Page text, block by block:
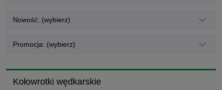
Nowość: (wybierz)
Promocja: (wybierz)
Kołowrotki wędkarskie